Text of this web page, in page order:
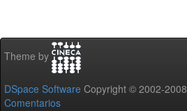
Theme by
DSpace Software Copyright © 2002-2008
Comentarios